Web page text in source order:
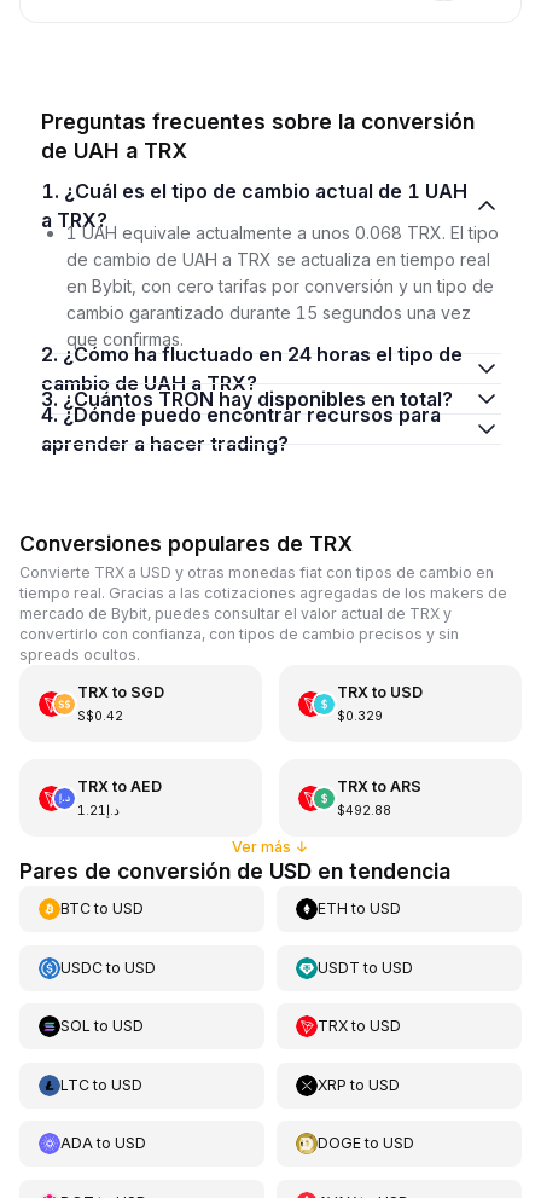
Preguntas frecuentes sobre la conversión
de UAH a TRX
1. ¿Cuál es el tipo de cambio actual de 1 UAH
a TRX?
1 UAH equivale actualmente a unos 0.068 TRX. El tipo
de cambio de UAH a TRX se actualiza en tiempo real
en Bybit, con cero tarifas por conversión y un tipo de
cambio garantizado durante 15 segundos una vez
que confirmas.
2. ¿Cómo ha fluctuado en 24 horas el tipo de
cambio de UAH a TRX?
3. ¿Cuántos TRON hay disponibles en total?
4. ¿Dónde puedo encontrar recursos para
aprender a hacer trading?
Conversiones populares de TRX
Convierte TRX a USD y otras monedas fiat con tipos de cambio en
tiempo real. Gracias a las cotizaciones agregadas de los makers de
mercado de Bybit, puedes consultar el valor actual de TRX y
convertirlo con confianza, con tipos de cambio precisos y sin
spreads ocultos.
TRXto SGD
S$0.42
TRXto USD
$0.329
TRXto AED
د.إ1.21
TRXto ARS
$492.88
Ver más ↓
Pares de conversión de USD en tendencia
BTCto USD ETH toUSD
USDCto USD USDT toUSD
SOL to USD TRXtoUSD
LTCto USD XRP toUSD
ADAto USD DOGEtoUSD